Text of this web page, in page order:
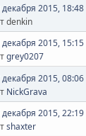
декабря 2015, 18:48
denkin
декабря 2015, 15:15
grey0207
декабря 2015, 08:06
NickGrava
декабря 2015, 22:19
shaxter